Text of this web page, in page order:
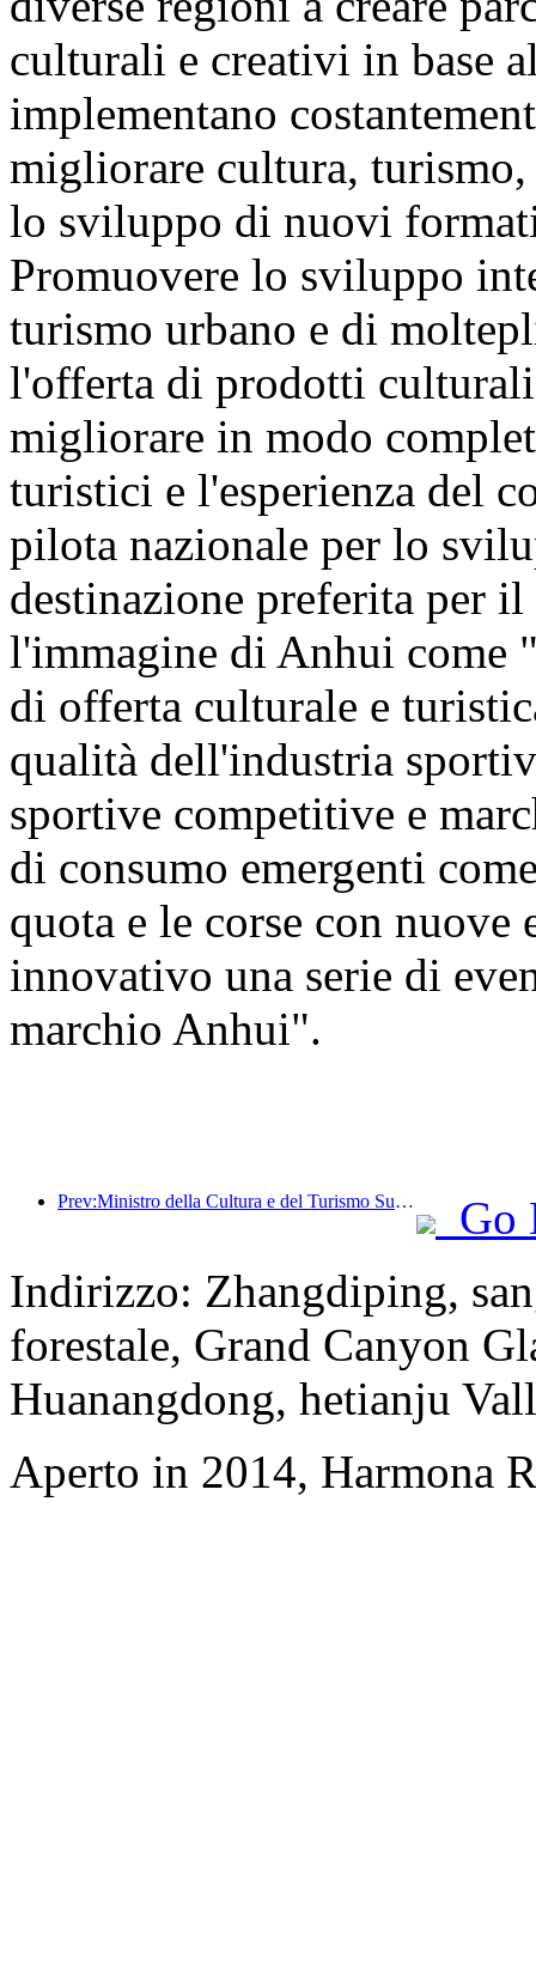
culturali e creativi in base
implementano
migliorare cultura, turismo,
lo sviluppo di nuovi
Promuovere lo sviluppo
turismo urbano e di
l'offerta di prodotti
migliorare in modo
turistici e l'esperienza del
pilota nazionale per lo
destinazione preferita per
l'immagine di Anhui come
di offerta culturale e
qualità dell'industria
sportive competitive e
di consumo emergenti
quota e le corse con nuove
innovativo una serie di
marchio Anhui".
Prev:Ministro della Cultura e del Turismo Sun Yeli: Promuovere la costruzione di un polo turistico e arricchire l'offerta di prodotti turistici di alta qualità.
Go
Indirizzo: Zhangdiping,
forestale, Grand Canyon
Huanangdong, hetianju
Aperto in 2014, Harmona